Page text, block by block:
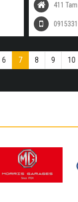
411
6 7 8 9 10